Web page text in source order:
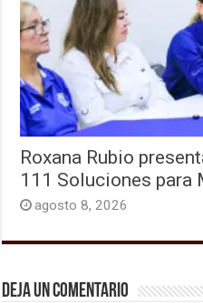
Roxana Rubio
111 Soluciones para
agosto 8, 2026
Deja un comentario